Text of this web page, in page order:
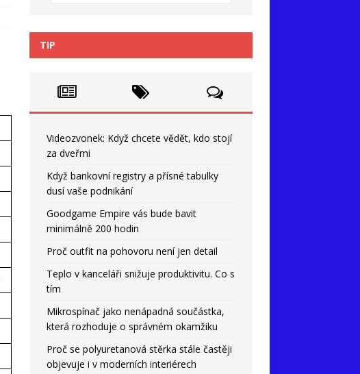
TIP
Videozvonek: Když chcete vědět, kdo stojí
za dveřmi
Když bankovní registry a přísné tabulky
dusí vaše podnikání
Goodgame Empire vás bude bavit
minimálně 200 hodin
Proč outfit na pohovoru není jen detail
Teplo v kanceláři snižuje produktivitu. Co s
tím
Mikrospínač jako nenápadná součástka,
která rozhoduje o správném okamžiku
Proč se polyuretanová stěrka stále častěji
objevuje i v moderních interiérech